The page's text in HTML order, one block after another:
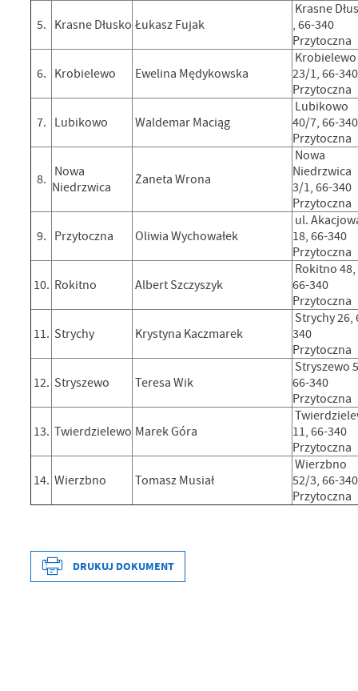
5. Krasne Dłusko Łukasz Fujak
Krasne
, 66-340
Przytoczna
6. Krobielewo Ewelina Mędykowska
Krobielewo
23/1, 66-340
Przytoczna
7. Lubikowo Waldemar Maciąg
Lubikowo
40/7, 66-340
Przytoczna
8. Nowa
Niedrzwica
Żaneta Wrona
Nowa
Niedrzwica
3/1, 66-340
Przytoczna
9. Przytoczna Oliwia Wychowałek
ul.
18, 66-340
Przytoczna
10. Rokitno Albert Szczyszyk
Rokitno 48,
66-340
Przytoczna
11. Strychy Krystyna Kaczmarek
Strychy 26,
340
Przytoczna
12. Stryszewo Teresa Wik
Stryszewo
66-340
Przytoczna
13. Twierdzielewo Marek Góra
11, 66-340
Przytoczna
14. Wierzbno Tomasz Musiał
Wierzbno
52/3, 66-340
Przytoczna
Data wytworzenia
DRUKUJ DOKUMENT